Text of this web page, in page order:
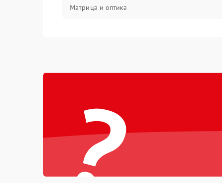
Матрица и оптика
Программные сбои
Коммуникации и интерфейсы
?